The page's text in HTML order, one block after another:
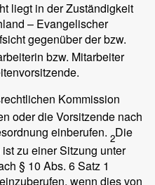
liegt in der Zuständigkeit
– Evangelischer
gegenüber der bzw.
bzw. Mitarbeiter
Kommission
oder die Vorsitzende nach
einberufen. 2Die
zu einer Sitzung unter
§ 10 Abs. 6 Satz 1
wenn dies von